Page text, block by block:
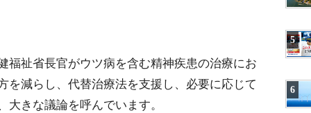
福祉省長官がウツ病を含む精神疾患の治療にお
を減らし、代替治療法を支援し、必要に応じて
きな議論を呼んでいます。
5
6